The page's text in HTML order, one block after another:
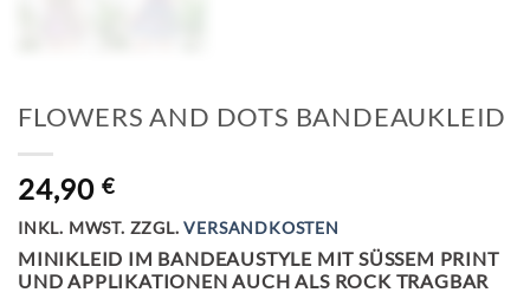
FLOWERS AND DOTS BANDEAUKLEID
24,90 €
INKL. MWST. ZZGL.VERSANDKOSTEN
MINIKLEID IM BANDEAUSTYLE MIT SÜSSEM PRINT U
ND APPLIKATIONEN AUCH ALS ROCK TRAGBAR